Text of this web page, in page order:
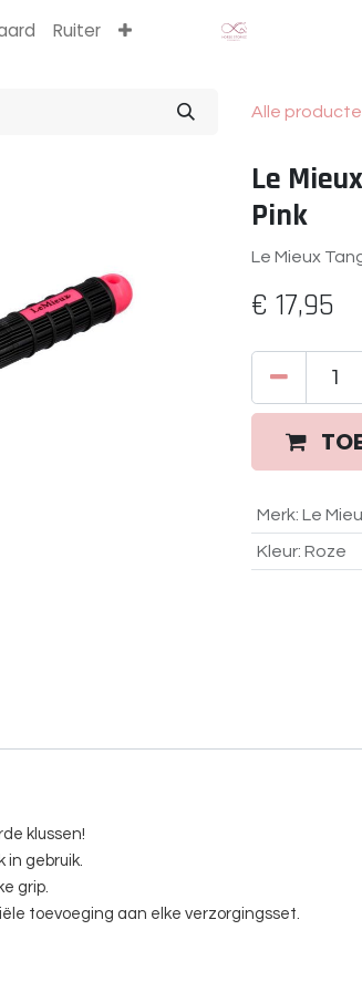
Ruiter
Alle
Le
Pink
Le Mieux
€ 17,95
Merk: Le
Kleur: Roze
klussen!
in gebruik.
grip.
toevoeging aan elke verzorgingsset.